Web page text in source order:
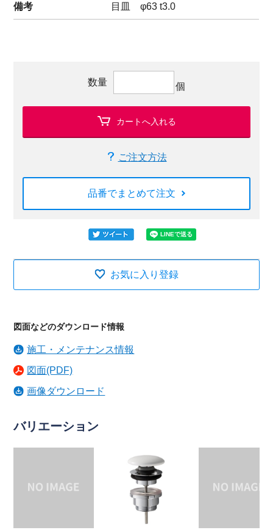
備考 目皿 φ63 t3.0
数量 個
カートへ入れる
ご注文方法
品番でまとめて注文
お気に入り登録
図面などのダウンロード情報
施工・メンテナンス情報
図面(PDF)
画像ダウンロード
バリエーション